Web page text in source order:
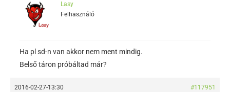
Lasy
Felhasználó
Ha pl sd-n van akkor nem ment mindig.
Belső táron próbáltad már?
2016-02-27-13:30 #117951